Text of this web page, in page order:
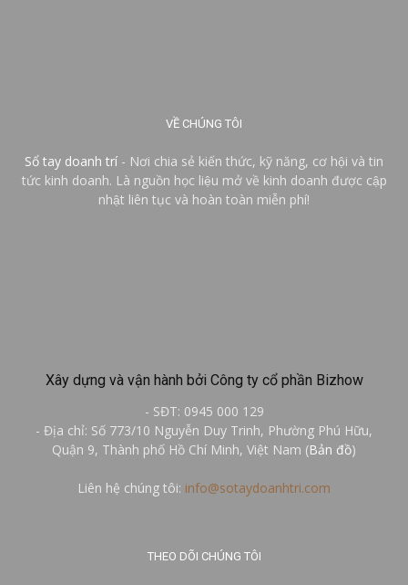
VỀ CHÚNG TÔI
Sổ tay doanh trí - Nơi chia sẻ kiến thức, kỹ năng, cơ hội và tin
tức kinh doanh. Là nguồn học liệu mở về kinh doanh được cập
nhật liên tục và hoàn toàn miễn phí!
Xây dựng và vận hành bởi Công ty cổ phần Bizhow
- SĐT: 0945 000 129
- Địa chỉ: Số 773/10 Nguyễn Duy Trinh, Phường Phú Hữu,
Quận 9, Thành phố Hồ Chí Minh, Việt Nam (Bản đồ)
Liên hệ chúng tôi: info@sotaydoanhtri.com
THEO DÕI CHÚNG TÔI